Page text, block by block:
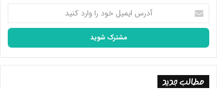
آدرس
ایمیل
خود
وارد
کنید
مطالب جدید